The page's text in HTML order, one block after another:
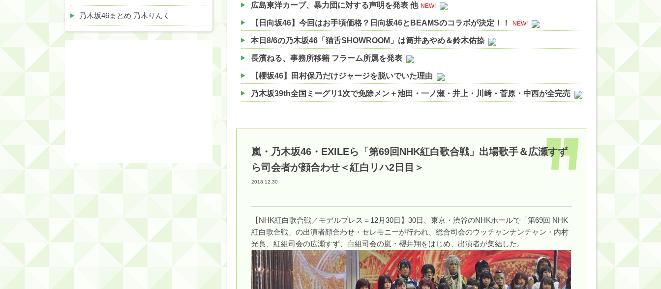
広島東洋カープ、暴力団に対する声明を発表 他 NEW!
【日向坂46】今回はお手頃価格？日向坂46とBEAMSのコラボが決定！！ NEW!
本日8/6の乃木坂46「猫舌SHOWROOM」は筒井あやめ＆鈴木佑捺
長濱ねる、事務所移籍 フラーム所属を発表
【櫻坂46】田村保乃だけジャージを脱いでいた理由
乃木坂39th全国ミーグリ1次で免除メン＋池田・一ノ瀬・井上・川﨑・菅原・中西が全完売
【櫻坂46】ミーグリで喧嘩！？山下瞳月、これはマジギレしてる
【日向坂46】この月、何かあるのか！？『お願いバッハ！』ミーグリ日程がこちら
【速報】中村麗乃ちゃんの思い出、挙げてけwwwwwwwwwww
【朗報】増田三莉音さんの生足wwwwwwwwwwww
【川﨑桜】まあ、でも筑駒は断れないだろ？
筒井あやめ、アレをチラリ。こういう偶然の方が官能的だよな？
Powered by livedoor 相互RSS
嵐・乃木坂46・EXILEら「第69回NHK紅白歌合戦」出場歌手＆広瀬すず
ら司会者が顔合わせ＜紅白リハ2日目＞
2018.12.30
【NHK紅白歌合戦／モデルプレス＝12月30日】30日、東京・渋谷のNHKホールで「第69回 NHK
紅白歌合戦」の出演者顔合わせ・セレモニーが行われ、総合司会のウッチャンナンチャン・内村
光良、紅組司会の広瀬すず、白組司会の嵐・櫻井翔をはじめ、出演者が集結した。
乃木坂46まとめ 乃木りんく